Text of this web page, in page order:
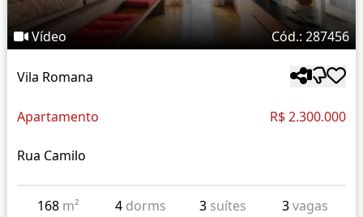
Vídeo Cód.: 287456
Vila Romana
Apartamento R$ 2.300.000
Rua Camilo
168 m² 4 dorms 3 suítes 3vagas